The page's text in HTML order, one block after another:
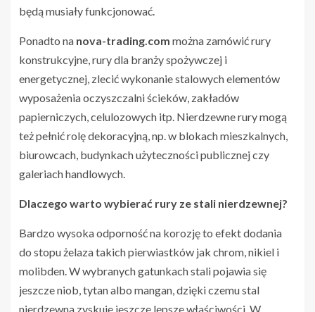
będą musiały funkcjonować.
Ponadto na nova-trading.com można zamówić rury
konstrukcyjne, rury dla branży spożywczej i
energetycznej, zlecić wykonanie stalowych elementów
wyposażenia oczyszczalni ścieków, zakładów
papierniczych, celulozowych itp. Nierdzewne rury mogą
też pełnić rolę dekoracyjną, np. w blokach mieszkalnych,
biurowcach, budynkach użyteczności publicznej czy
galeriach handlowych.
Dlaczego warto wybierać rury ze stali nierdzewnej?
Bardzo wysoka odporność na korozję to efekt dodania
do stopu żelaza takich pierwiastków jak chrom, nikiel i
molibden. W wybranych gatunkach stali pojawia się
jeszcze niob, tytan albo mangan, dzięki czemu stal
nierdzewna zyskuje jeszcze lepsze właściwości. W